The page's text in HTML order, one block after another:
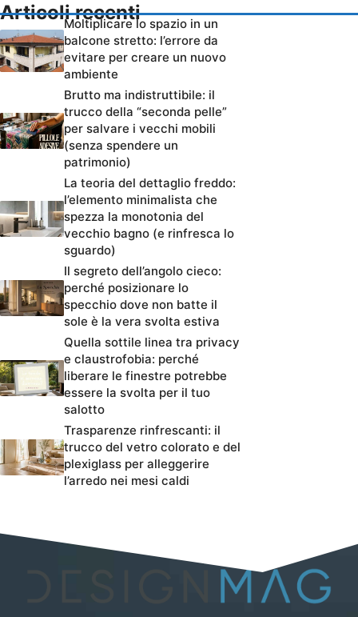
Articoli recenti
Moltiplicare lo spazio in un
balcone stretto: l’errore da
evitare per creare un nuovo
ambiente
Brutto ma indistruttibile: il
trucco della “seconda pelle”
per salvare i vecchi mobili
(senza spendere un
patrimonio)
La teoria del dettaglio freddo:
l’elemento minimalista che
spezza la monotonia del
vecchio bagno (e rinfresca lo
sguardo)
Il segreto dell’angolo cieco:
perché posizionare lo
specchio dove non batte il
sole è la vera svolta estiva
Quella sottile linea tra privacy
e claustrofobia: perché
liberare le finestre potrebbe
essere la svolta per il tuo
salotto
Trasparenze rinfrescanti: il
trucco del vetro colorato e del
plexiglass per alleggerire
l’arredo nei mesi caldi